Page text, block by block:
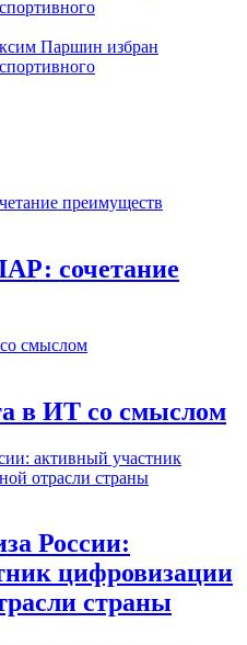
Паршин избран
сочетание
в ИТ со смыслом
России:
цифровизации
страны